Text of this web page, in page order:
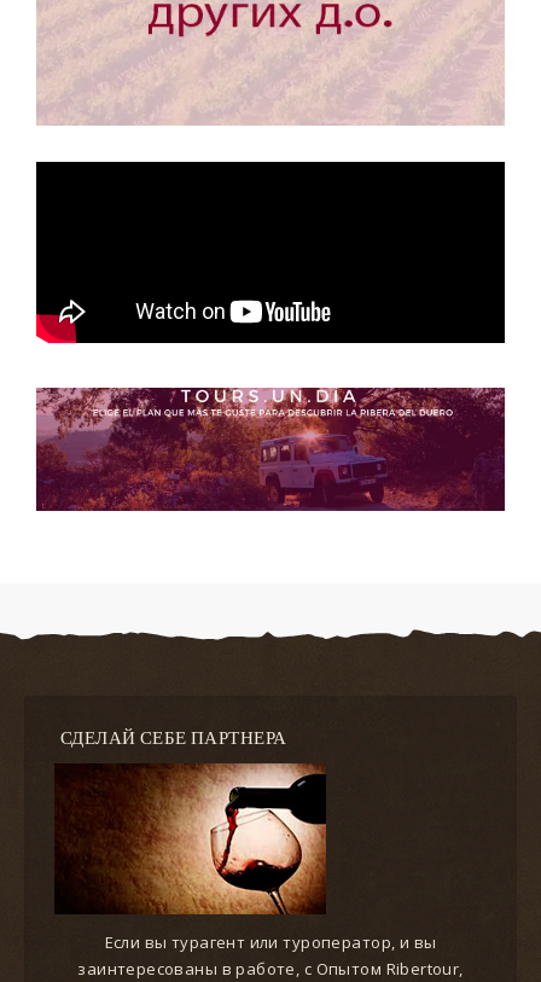
СДЕЛАЙ СЕБЕ ПАРТНЕРА
Если вы турагент или туроператор, и вы
заинтересованы в работе, с Опытом Ribertour,